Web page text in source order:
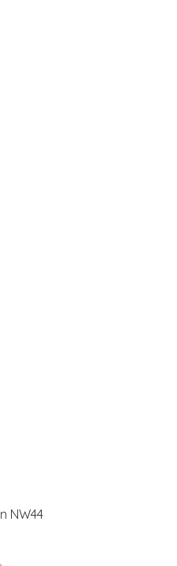
NW44